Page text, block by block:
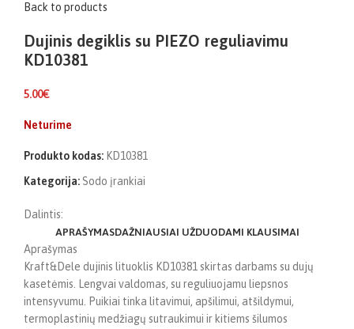
Back to products
Dujinis degiklis su PIEZO reguliavimu
KD10381
5.00€
Neturime
Produkto kodas: KD10381
Kategorija: Sodo įrankiai
Dalintis:
APRAŠYMASDAŽNIAUSIAI UŽDUODAMI KLAUSIMAI
Aprašymas
Kraft&Dele dujinis lituoklis KD10381 skirtas darbams su dujų
kasetėmis. Lengvai valdomas, su reguliuojamu liepsnos
intensyvumu. Puikiai tinka litavimui, apšilimui, atšildymui,
termoplastinių medžiagų sutraukimui ir kitiems šilumos